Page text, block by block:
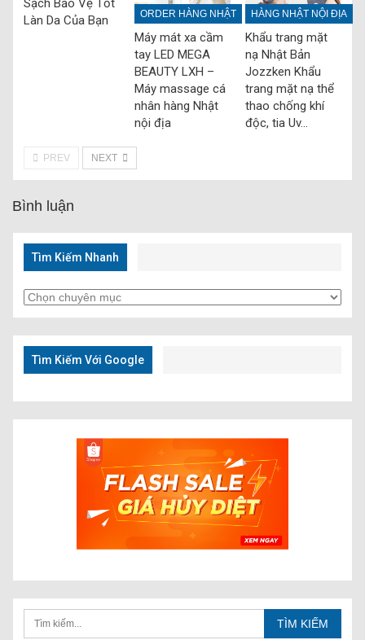
Làn Da Của Bạn
ORDER HÀNG NHẬT
Máy mát xa cầm
tay LED MEGA
BEAUTY LXH –
Máy massage cá
nhân hàng Nhật
nội địa
HÀNG NHẬT NỘI ĐỊA
Khẩu trang mặt
nạ Nhật Bản
Jozzken Khẩu
trang mặt nạ thể
thao chống khí
độc, tia Uv…
PREV NEXT
Bình luận
Tìm Kiếm Nhanh
Tìm
Kiếm
Nhanh
Tìm Kiếm Với Google